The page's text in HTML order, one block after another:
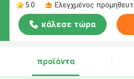
5.0
Ελεγχμένος
κάλεσε τώρα
προϊόντα